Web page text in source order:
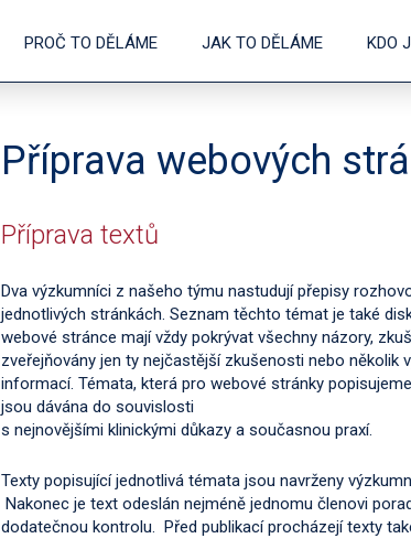
PROČ TO DĚLÁME JAK TO DĚLÁME KDO
Příprava webových
Příprava textů
Dva výzkumníci z našeho týmu nastudují přepisy
jednotlivých stránkách. Seznam těchto témat je také
webové stránce mají vždy pokrývat všechny názory,
zveřejňovány jen ty nejčastější zkušenosti nebo několik
informací. Témata, která pro webové stránky
jsou dávána do souvislosti
s nejnovějšími klinickými důkazy a současnou praxí.
Texty popisující jednotlivá témata jsou navrženy
Nakonec je text odeslán nejméně jednomu členovi
dodatečnou kontrolu. Před publikací procházejí texty